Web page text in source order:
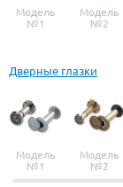
Модель
№1
Модель
№2
Дверные глазки
Модель
№1
Модель
№2